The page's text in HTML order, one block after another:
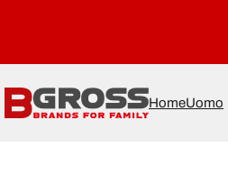
HomeUomo